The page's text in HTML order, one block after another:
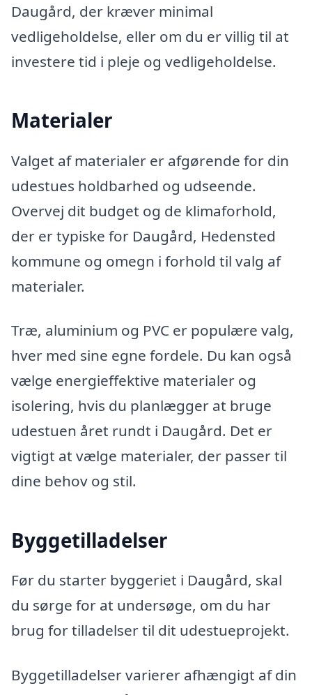
Daugård, der kræver minimal
vedligeholdelse, eller om du er villig til at
investere tid i pleje og vedligeholdelse.
Materialer
Valget af materialer er afgørende for din
udestues holdbarhed og udseende.
Overvej dit budget og de klimaforhold,
der er typiske for Daugård, Hedensted
kommune og omegn i forhold til valg af
materialer.
Træ, aluminium og PVC er populære valg,
hver med sine egne fordele. Du kan også
vælge energieffektive materialer og
isolering, hvis du planlægger at bruge
udestuen året rundt i Daugård. Det er
vigtigt at vælge materialer, der passer til
dine behov og stil.
Byggetilladelser
Før du starter byggeriet i Daugård, skal
du sørge for at undersøge, om du har
brug for tilladelser til dit udestueprojekt.
Byggetilladelser varierer afhængigt af din